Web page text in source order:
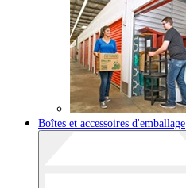
Boîtes et accessoires d'emballage